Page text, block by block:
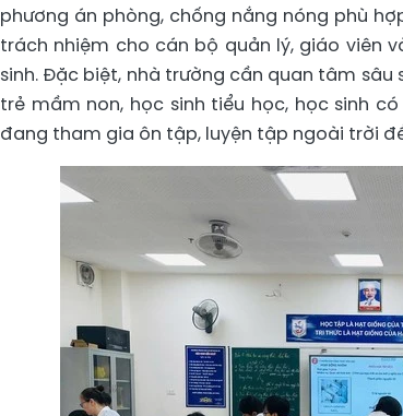
phương án phòng, chống nắng nóng phù
trách nhiệm cho cán bộ quản lý, giáo viên
sinh. Đặc biệt, nhà trường cần quan tâm
trẻ mầm non, học sinh tiểu học, học sinh
đang tham gia ôn tập, luyện tập ngoài trời